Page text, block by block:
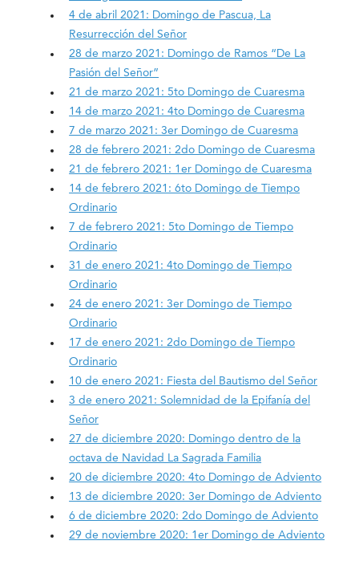
4 de abril 2021: Domingo de Pascua, La
Resurrección del Señor
28 de marzo 2021: Domingo de Ramos “De La
Pasión del Señor”
21 de marzo 2021: 5to Domingo de Cuaresma
14 de marzo 2021: 4to Domingo de Cuaresma
7 de marzo 2021: 3er Domingo de Cuaresma
28 de febrero 2021: 2do Domingo de Cuaresma
21 de febrero 2021: 1er Domingo de Cuaresma
14 de febrero 2021: 6to Domingo de Tiempo
Ordinario
7 de febrero 2021: 5to Domingo de Tiempo
Ordinario
31 de enero 2021: 4to Domingo de Tiempo
Ordinario
24 de enero 2021: 3er Domingo de Tiempo
Ordinario
17 de enero 2021: 2do Domingo de Tiempo
Ordinario
10 de enero 2021: Fiesta del Bautismo del Señor
3 de enero 2021: Solemnidad de la Epifanía del
Señor
27 de diciembre 2020: Domingo dentro de la
octava de Navidad La Sagrada Familia
20 de diciembre 2020: 4to Domingo de Adviento
13 de diciembre 2020: 3er Domingo de Adviento
6 de diciembre 2020: 2do Domingo de Adviento
29 de noviembre 2020: 1er Domingo de Adviento